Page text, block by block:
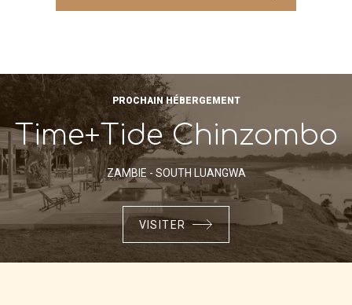
PROCHAIN HÉBERGEMENT
Time+Tide Chinzombo
ZAMBIE - SOUTH LUANGWA
VISITER